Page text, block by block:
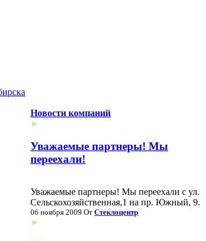
Новости компаний
►
Уважаемые партнеры! Мы
переехали!
Уважаемые партнеры! Мы переехали с ул.
Сельскохозяйственная,1 на пр. Южный, 9.
06 ноября 2009 От Стеклоцентр
►